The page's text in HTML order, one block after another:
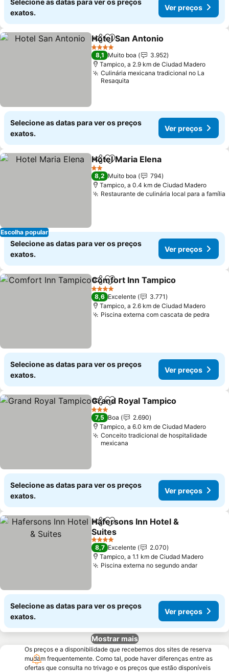
Selecione as datas para ver os preços
exatos.
Ver preços
PartilharAdicionar aos favoritos
Hotel San Antonio
4 Estrelas
8,1 Muito boa
3.952
Tampico, a 2.9 km de Ciudad Madero
Culinária mexicana tradicional no La
Resaquita
Selecione as datas para ver os preços
exatos.
Ver preços
Escolha popular
PartilharAdicionar aos favoritos
Hotel Maria Elena
2 Estrelas
8,2 Muito boa
794
Tampico, a 0.4 km de Ciudad Madero
Restaurante de culinária local para a família
Selecione as datas para ver os preços
exatos.
Ver preços
PartilharAdicionar aos favoritos
Comfort Inn Tampico
4 Estrelas
8,6 Excelente
3.771
Tampico, a 2.6 km de Ciudad Madero
Piscina externa com cascata de pedra
Selecione as datas para ver os preços
exatos.
Ver preços
PartilharAdicionar aos favoritos
Grand Royal Tampico
3 Estrelas
7,5 Boa
2.690
Tampico, a 6.0 km de Ciudad Madero
Conceito tradicional de hospitalidade
mexicana
Selecione as datas para ver os preços
exatos.
Ver preços
PartilharAdicionar aos favoritos
Hafersons Inn Hotel &
Suites
Ver preços
4 Estrelas
8,7 Excelente
2.070
Tampico, a 1.1 km de Ciudad Madero
Piscina externa no segundo andarVer
Selecione as datas para ver os preços
exatos.
Ver preços
Mostrar mais
Os preços e a disponibilidade que recebemos dos sites de reserva
mudam frequentemente. Como tal, pode haver diferenças entre as
ofertas que consulta no trivago e os preços que estão disponíveis